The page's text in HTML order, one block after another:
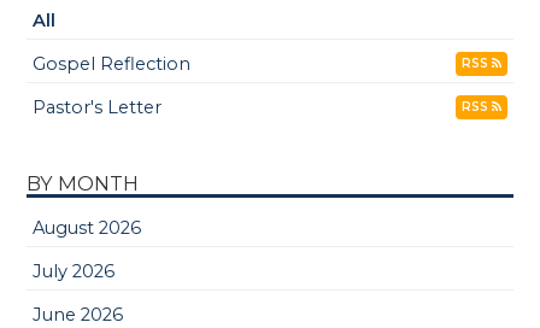
All
Gospel Reflection
RSS
Pastor's Letter RSS
BY MONTH
August 2026
July 2026
June 2026